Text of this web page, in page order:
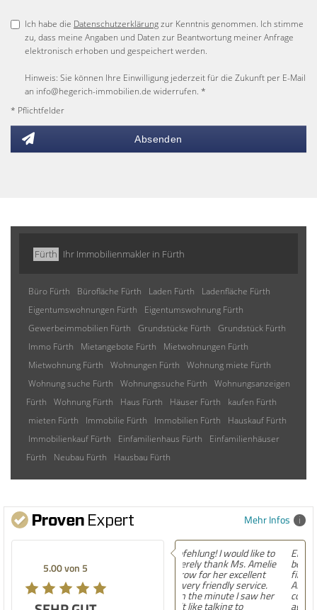
Ich habe die Datenschutzerklärungzur Kenntnis genommen. Ich stimme
zu, dass meine Angaben und Daten zur Beantwortung meiner Anfrage
elektronisch erhoben und gespeichert werden.
Hinweis: Sie können Ihre Einwilligung jederzeit für die Zukunft per E-Mail
an info@hegerich-immobilien.de widerrufen. *
* Pflichtfelder
Absenden
Fürth Ihr Immobilienmakler in Fürth
Büro Fürth Bürofläche Fürth Laden Fürth
Ladenfläche Fürth
Eigentumswohnungen Fürth
Eigentumswohnung Fürth
Gewerbeimmobilien Fürth
Grundstücke Fürth
Grundstück Fürth
Immo Fürth
Mietangebote Fürth
Mietwohnungen Fürth
Mietwohnung Fürth
Wohnungen Fürth
Wohnung miete Fürth
Wohnung suche Fürth
Wohnungssuche Fürth
Wohnungsanzeigen
Fürth
Wohnung Fürth Haus Fürth Häuser Fürth
kaufen Fürth
mieten Fürth
Immobilie Fürth Immobilien Fürth
Hauskauf Fürth
Immobilienkauf Fürth
Einfamilienhaus Fürth
Einfamilienhäuser
Fürth
Neubau Fürth Hausbau Fürth
Mehr Infos
5.00 von 5
Empfehlung! Easily the
best experience Iâ€™ve had
finding a home in Germany.
After moving here,
contacting countless
agencies, and now settling